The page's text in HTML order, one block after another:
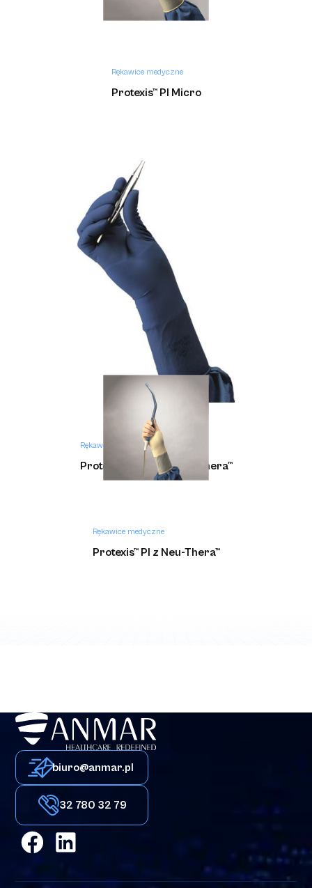
Rękawice medyczne
Protexis™ PI Micro
Rękawice medyczne
Protexis™ PI Blue z Neu-Thera™
Rękawice medyczne
Protexis™ PI z Neu-Thera™
biuro@anmar.pl
32 780 32 79